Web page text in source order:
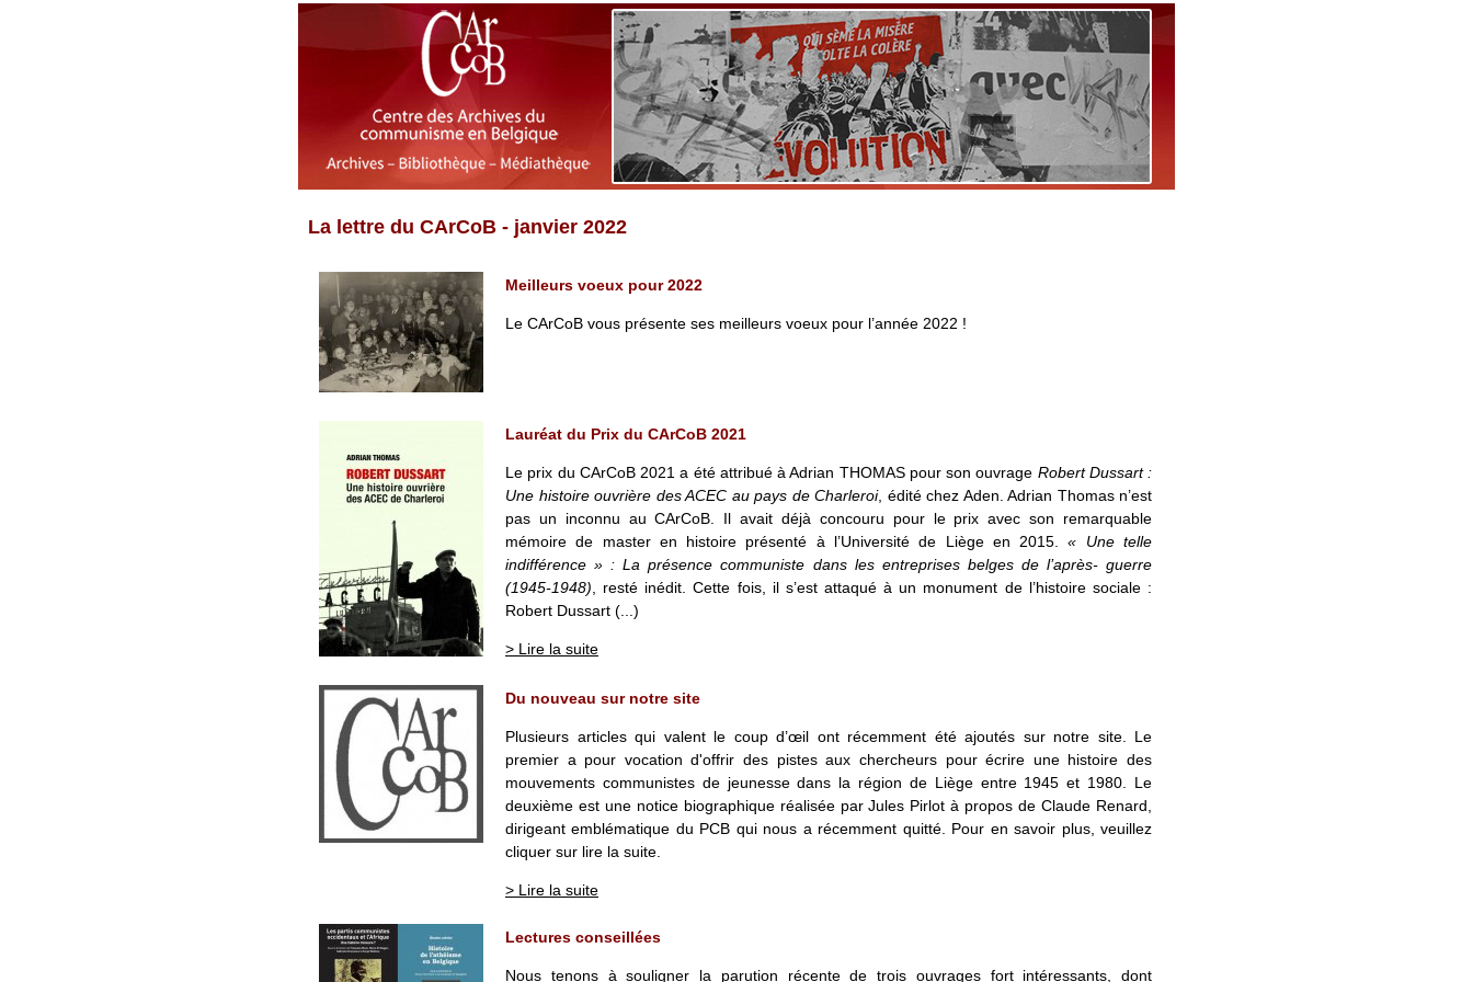
La lettre du CArCoB - janvier 2022
Meilleurs voeux pour 2022
Le CArCoB vous présente ses meilleurs voeux pour l’année 2022 !
Lauréat du Prix du CArCoB 2021
Le prix du CArCoB 2021 a été attribué à Adrian THOMAS pour son ouvrage Robert Dussart :
Une histoire ouvrière des ACEC au pays de Charleroi, édité chez Aden. Adrian Thomas n’est
pas un inconnu au CArCoB. Il avait déjà concouru pour le prix avec son remarquable
mémoire de master en histoire présenté à l’Université de Liège en 2015.« Une telle
indifférence » : La présence communiste dans les entreprises belges de l’après- guerre
(1945-1948) , resté inédit. Cette fois, il s’est attaqué à un monument de l’histoire sociale :
Robert Dussart (...)
> Lire la suite
Du nouveau sur notre site
Plusieurs articles qui valent le coup d’œil ont récemment été ajoutés sur notre site. Le
premier a pour vocation d'offrir des pistes aux chercheurs pour écrire une histoire des
mouvements communistes de jeunesse dans la région de Liège entre 1945 et 1980. Le
deuxième est une notice biographique réalisée par Jules Pirlot à propos de Claude Renard,
dirigeant emblématique du PCB qui nous a récemment quitté. Pour en savoir plus, veuillez
cliquer sur lire la suite.
> Lire la suite
Lectures conseillées
Nous tenons à souligner la parution récente de trois ouvrages fort intéressants, dont